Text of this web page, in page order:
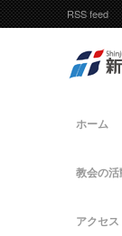
RSS feed
ホーム
教会の活
アクセス